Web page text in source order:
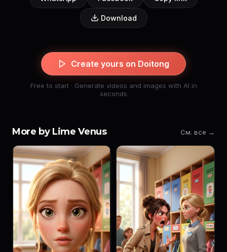
Download
Create yours on Doitong
Free to start · Generate videos and images with AI in
seconds
More by Lime Venus См. все →